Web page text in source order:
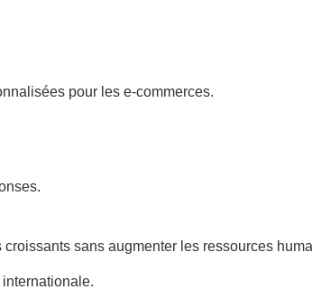
pour les e-commerces.
sans augmenter les ressources